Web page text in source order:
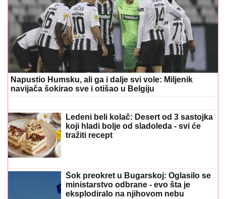
Napustio Humsku, ali ga i dalje svi vole: Miljenik
navijača šokirao sve i otišao u Belgiju
Ledeni beli kolač: Desert od 3 sastojka
koji hladi bolje od sladoleda - svi će
tražiti recept
Šok preokret u Bugarskoj: Oglasilo se
ministarstvo odbrane - evo šta je
eksplodiralo na njihovom nebu